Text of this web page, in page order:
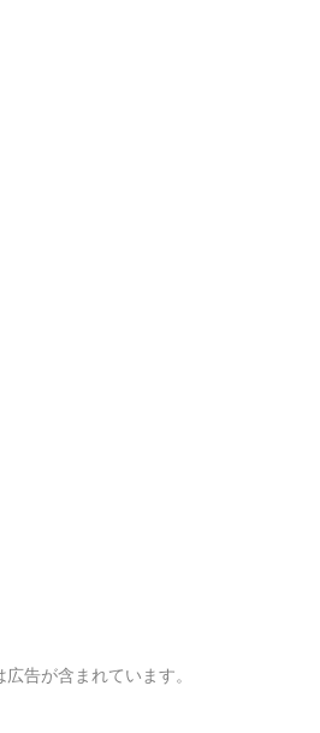
告が含まれています。